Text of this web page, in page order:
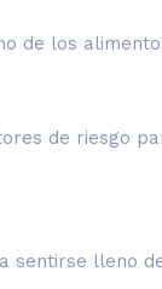
de los
de riesgo
lleno